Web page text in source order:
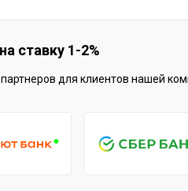
ставку 1-2%
для клиентов нашей